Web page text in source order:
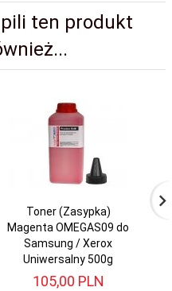
ten produkt
Toner (Zasypka)
Magenta OMEGAS09 do
Samsung / Xerox
Uniwersalny 500g
105,00 PLN